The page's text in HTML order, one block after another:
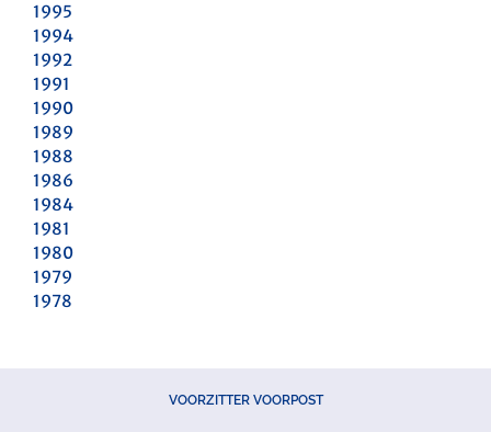
1995
1994
1992
1991
1990
1989
1988
1986
1984
1981
1980
1979
1978
VOORZITTER VOORPOST